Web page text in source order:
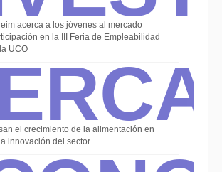
acerca a los jóvenes al mercado
en la III Feria de Empleabilidad
UCO
el crecimiento de la alimentación en
innovación del sector